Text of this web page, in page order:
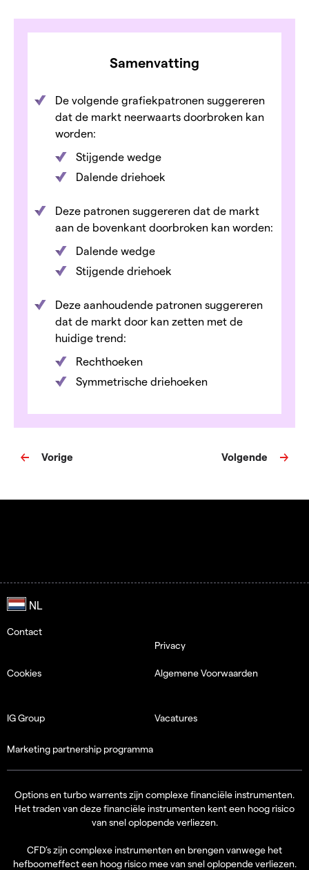
Samenvatting
De volgende grafiekpatronen suggereren
dat de markt neerwaarts doorbroken kan
worden:
Stijgende wedge
Dalende driehoek
Deze patronen suggereren dat de markt
aan de bovenkant doorbroken kan worden:
Dalende wedge
Stijgende driehoek
Deze aanhoudende patronen suggereren
dat de markt door kan zetten met de
huidige trend:
Rechthoeken
Symmetrische driehoeken
Vorige Volgende
Contact
Privacy
Cookies Algemene Voorwaarden
IG Group Vacatures
Marketing partnership programma
Options en turbo warrents zijn complexe financiële instrumenten.
Het traden van deze financiële instrumenten kent een hoog risico
van snel oplopende verliezen.
CFD’s zijn complexe instrumenten en brengen vanwege het
hefboomeffect een hoog risico mee van snel oplopende verliezen.